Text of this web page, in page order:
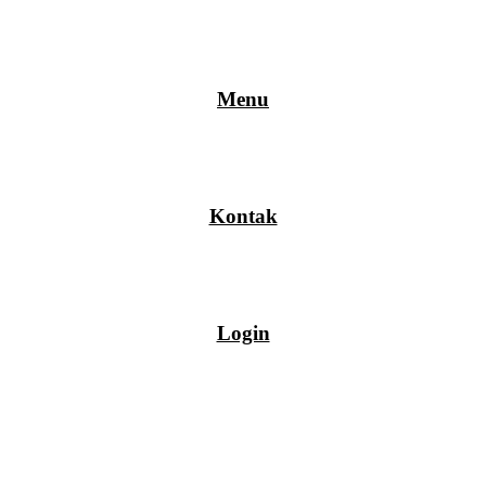
Menu
Kontak
Login